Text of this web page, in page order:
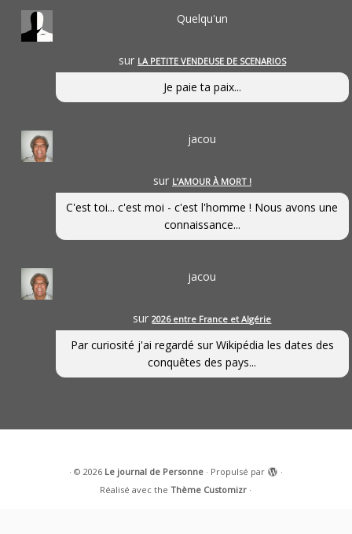
Quelqu'un
sur LA PETITE VENDEUSE DE SCENARIOS
Je paie ta paix...
jacou
sur L’AMOUR À MORT !
C'est toi... c'est moi - c'est l'homme ! Nous avons une
connaissance...
jacou
sur2026 entre France et Algérie
Par curiosité j'ai regardé sur Wikipédia les dates des
conquêtes des pays...
· © 2026 Le journal de Personne· Propulsé par
·
Réalisé avec theThème Customizr ·